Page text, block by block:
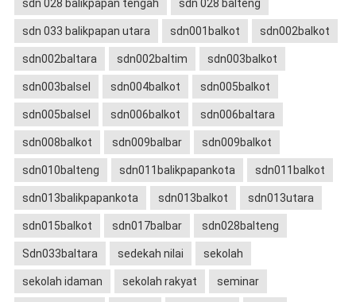
sdn 028 balikpapan tengah sdn 028 balteng
sdn 033 balikpapan utara sdn001balkot sdn002balkot
sdn002baltara sdn002baltim sdn003balkot
sdn003balsel sdn004balkot sdn005balkot
sdn005balsel sdn006balkot sdn006baltara
sdn008balkot sdn009balbar sdn009balkot
sdn010balteng sdn011balikpapankota sdn011balkot
sdn013balikpapankota sdn013balkot sdn013utara
sdn015balkot sdn017balbar sdn028balteng
Sdn033baltara sedekah nilai sekolah
sekolah idaman sekolah rakyat seminar